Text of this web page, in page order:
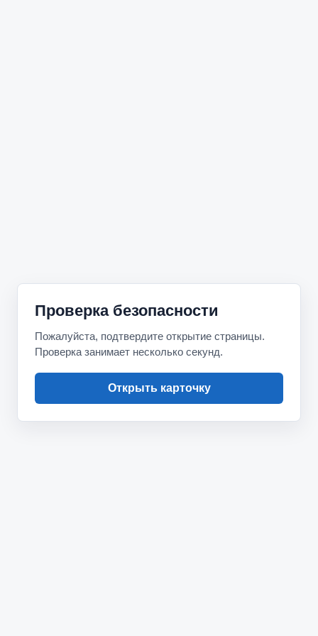
Проверка безопасности
Пожалуйста, подтвердите открытие страницы.
Проверка занимает несколько секунд.
Открыть карточку